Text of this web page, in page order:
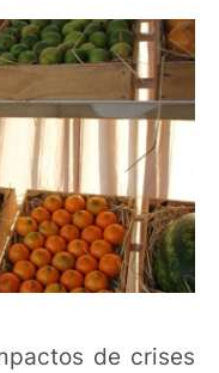
de crises